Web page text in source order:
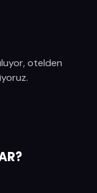
otelden